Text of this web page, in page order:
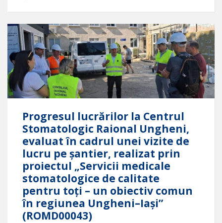
Progresul lucrărilor la Centrul
Stomatologic Raional Ungheni,
evaluat în cadrul unei vizite de
lucru pe șantier, realizat prin
proiectul „Servicii medicale
stomatologice de calitate
pentru toți – un obiectiv comun
în regiunea Ungheni–Iași”
(ROMD00043)